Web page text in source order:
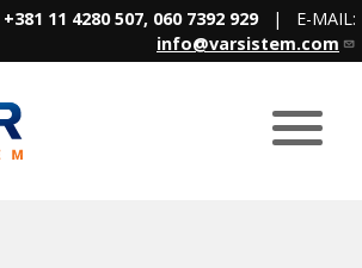
+381 11 4280 507, 060 7392 929| E-MAIL:
info@varsistem.com